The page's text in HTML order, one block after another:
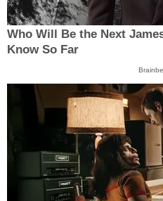
Who Will Be the Next
Know So Far